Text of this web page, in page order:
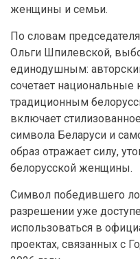
женщины и семьи.
По словам
Ольги Шпилевской,
единодушным:
сочетает национальные
традиционным
включает
символа Беларуси и
образ отражает силу,
белорусской женщины.
Символ победившего
разрешении уже
использоваться в
проектах, связанных с